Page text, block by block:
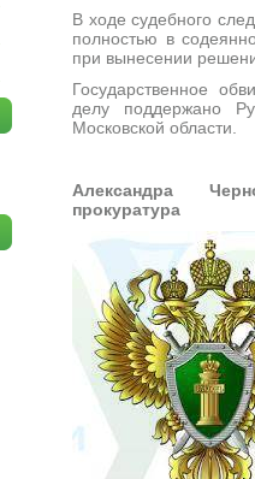
В ходе судебного
полностью в
при вынесении
Государственное
делу поддержано
Московской области.
Александра
прокуратура